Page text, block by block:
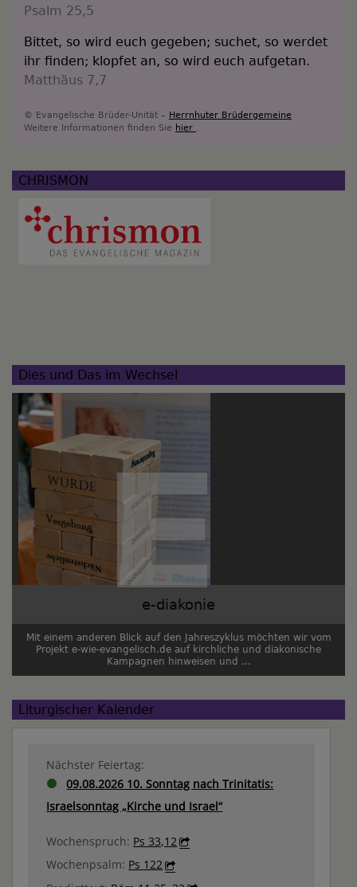
Psalm 25,5
Bittet, so wird euch gegeben; suchet, so werdet
ihr finden; klopfet an, so wird euch aufgetan.
Matthäus 7,7
© Evangelische Brüder-Unität – Herrnhuter Brüdergemeine
Weitere Informationen finden Sie hier .
CHRISMON
Dies und Das im Wechsel
e-diakonie
Mit einem anderen Blick auf den Jahreszyklus möchten wir vom
Projekt e-wie-evangelisch.de auf kirchliche und diakonische
Kampagnen hinweisen und ...
Liturgischer Kalender
Nächster Feiertag:
09.08.2026 10. Sonntag nach Trinitatis:
Israelsonntag „Kirche und Israel“
Wochenspruch: Ps 33,12
Wochenpsalm: Ps 122